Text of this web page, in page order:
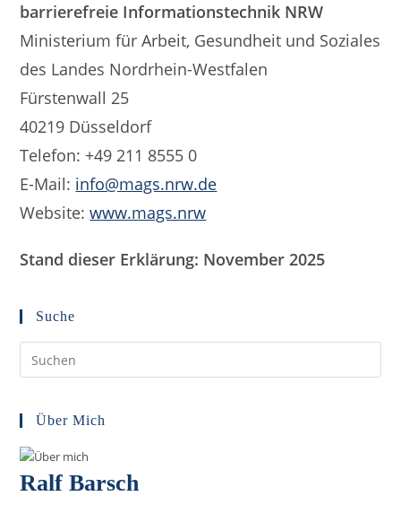
barrierefreie Informationstechnik NRW
Ministerium für Arbeit, Gesundheit und Soziales
des Landes Nordrhein-Westfalen
Fürstenwall 25
40219 Düsseldorf
Telefon: +49 211 8555 0
E-Mail: info@mags.nrw.de
Website:www.mags.nrw
Stand dieser Erklärung: November 2025
Suche
Über Mich
Ralf Barsch